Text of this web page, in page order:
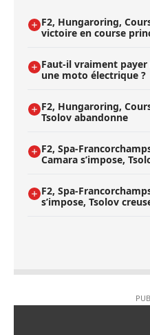
F2, Hungaroring,
victoire en course
Faut-il vraiment
une moto électrique ?
F2, Hungaroring,
Tsolov abandonne
F2, Spa-
Camara s’impose,
F2, Spa-
s’impose, Tsolov